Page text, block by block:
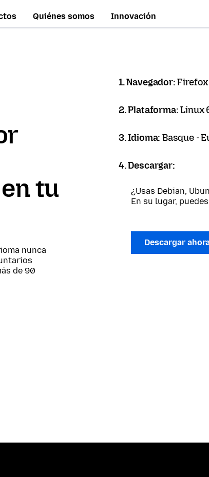
Quiénes somos Innovación
tu
nunca
de 90
1. Navegador:Firefox
2. Plataforma:Linux
3. Idioma:Basque -
4. Descargar:
¿Usas Debian,
En su lugar,
Descargar